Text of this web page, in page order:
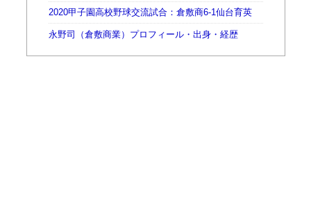
2020甲子園高校野球交流試合：倉敷商6-1仙台育英
永野司（倉敷商業）プロフィール・出身・経歴